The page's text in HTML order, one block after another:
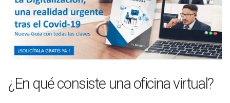
¿En qué consiste una oficina virtual?